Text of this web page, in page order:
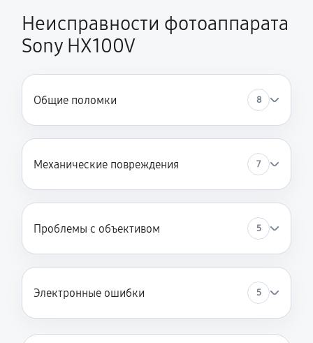
Неисправности фотоаппарата
Sony HX100V
Общие поломки 8
Механические повреждения 7
Проблемы с объективом 5
Электронные ошибки 5